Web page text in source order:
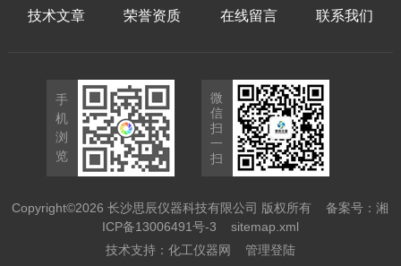
技术文章 荣誉资质 在线留言 联系我们
手
机
浏
览
微
信
扫
一
扫
Copyright©2026 长沙思辰仪器科技有限公司 版权所有备案号：湘
ICP备13006491号-3
sitemap.xml
技术支持： 化工仪器网 管理登陆